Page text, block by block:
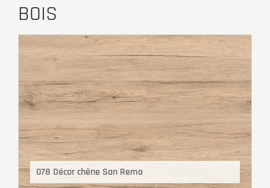
BOIS
078 Décor chêne San Remo